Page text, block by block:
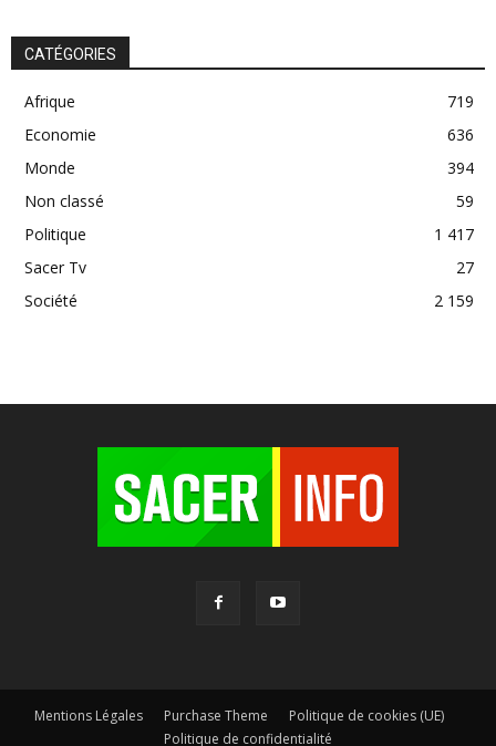
CATÉGORIES
Afrique
719
Economie
636
Monde
394
Non classé
59
Politique
1 417
Sacer Tv
27
Société
2 159
Mentions Légales Purchase Theme
Politique de cookies (UE)
Politique de confidentialité